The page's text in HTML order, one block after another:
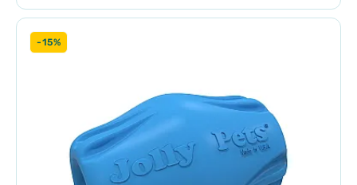
-15%